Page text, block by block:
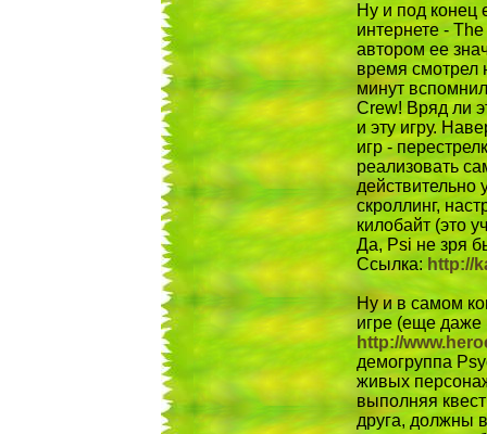
Ну и под конец
интернете -
автором ее
время смотрел
минут
Crew! Вряд ли
и эту игру.
игр -
реализовать
действительно
скроллинг,
килобайт (это
Да, Psi не зря
Ссылка: http://
Ну и в самом
игре (еще даже
http://
демогруппа
живых
выполняя
друга, должны